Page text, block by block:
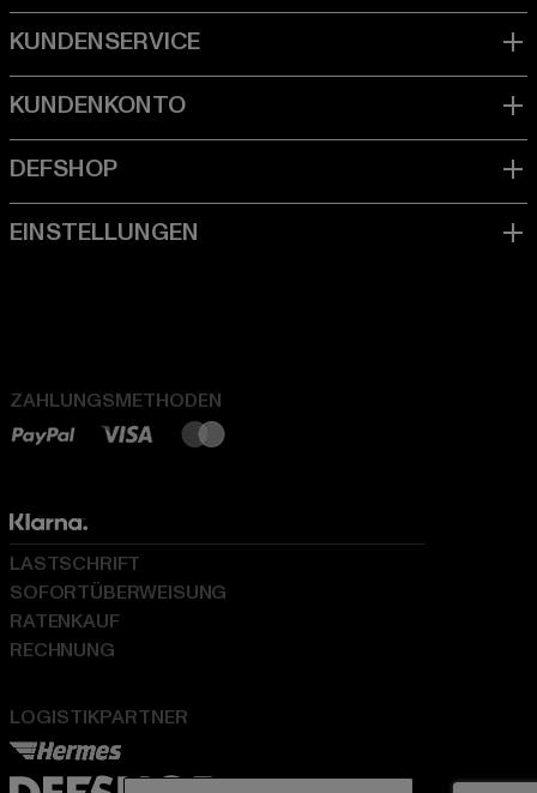
ZAHLUNGSMETHODEN
LOGISTIKPARTNER
LASTSCHRIFT
SOFORTÜBERWEISUNG
RATENKAUF
RECHNUNG